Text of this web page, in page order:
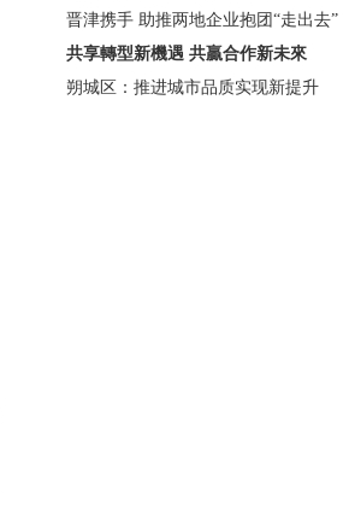
晋津携手 助推两地企业抱团“走出去”
共享轉型新機遇 共贏合作新未來
朔城区：推进城市品质实现新提升